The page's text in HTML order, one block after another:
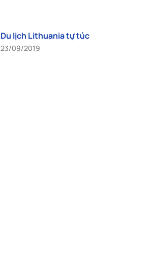
Du lịch Lithuania tự túc
23/09/2019